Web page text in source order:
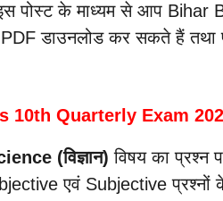
इस पोस्ट के माध्यम से आप
डाउनलोड कर सकते हैं तथा
10th Quarterly Exam
(विज्ञान) विषय का प्रश्न
एवं Subjective